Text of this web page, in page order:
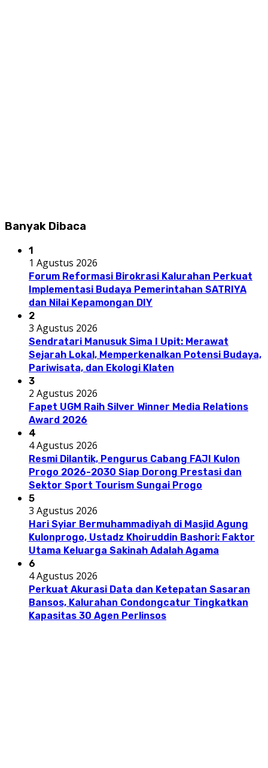
Banyak Dibaca
1
1 Agustus 2026
Forum Reformasi Birokrasi Kalurahan Perkuat
Implementasi Budaya Pemerintahan SATRIYA
dan Nilai Kepamongan DIY
2
3 Agustus 2026
Sendratari Manusuk Sima I Upit: Merawat
Sejarah Lokal, Memperkenalkan Potensi Budaya,
Pariwisata, dan Ekologi Klaten
3
2 Agustus 2026
Fapet UGM Raih Silver Winner Media Relations
Award 2026
4
4 Agustus 2026
Resmi Dilantik, Pengurus Cabang FAJI Kulon
Progo 2026-2030 Siap Dorong Prestasi dan
Sektor Sport Tourism Sungai Progo
5
3 Agustus 2026
Hari Syiar Bermuhammadiyah di Masjid Agung
Kulonprogo, Ustadz Khoiruddin Bashori: Faktor
Utama Keluarga Sakinah Adalah Agama
6
4 Agustus 2026
Perkuat Akurasi Data dan Ketepatan Sasaran
Bansos, Kalurahan Condongcatur Tingkatkan
Kapasitas 30 Agen Perlinsos